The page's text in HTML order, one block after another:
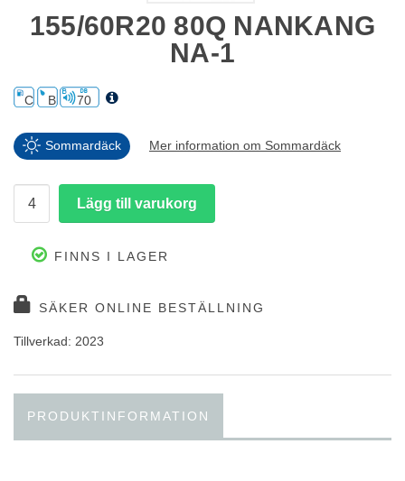
155/60R20 80Q NANKANG
NA-1
C B 70
Sommardäck Mer information om Sommardäck
FINNS I LAGER
SÄKER ONLINE BESTÄLLNING
Tillverkad: 2023
PRODUKTINFORMATION